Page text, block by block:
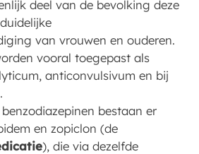
deel van de bevolking deze
van vrouwen en ouderen.
vooral toegepast als
anticonvulsivum en bij
bestaan er
en zopiclon (de
), die via dezelfde